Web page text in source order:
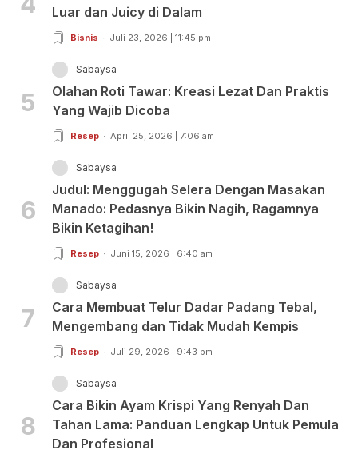
Luar dan Juicy di Dalam
Bisnis Juli 23, 2026 | 11:45 pm
5
Sabaysa
Olahan Roti Tawar: Kreasi Lezat Dan Praktis
Yang Wajib Dicoba
Resep April 25, 2026 | 7:06 am
6
Sabaysa
Judul: Menggugah Selera Dengan Masakan
Manado: Pedasnya Bikin Nagih, Ragamnya
Bikin Ketagihan!
Resep Juni 15, 2026 | 6:40 am
7
Sabaysa
Cara Membuat Telur Dadar Padang Tebal,
Mengembang dan Tidak Mudah Kempis
Resep Juli 29, 2026 | 9:43 pm
8
Sabaysa
Cara Bikin Ayam Krispi Yang Renyah Dan
Tahan Lama: Panduan Lengkap Untuk Pemula
Dan Profesional